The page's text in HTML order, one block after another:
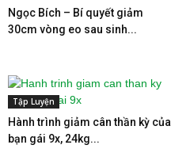
Ngọc Bích – Bí quyết giảm
30cm vòng eo sau sinh...
Tập Luyện
Hành trình giảm cân thần kỳ của
bạn gái 9x, 24kg...